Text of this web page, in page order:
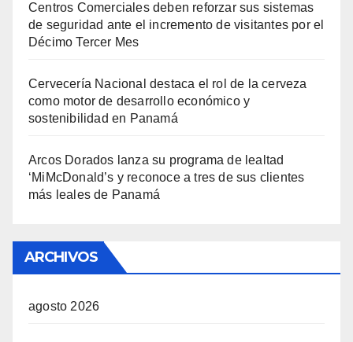
Centros Comerciales deben reforzar sus sistemas
de seguridad ante el incremento de visitantes por el
Décimo Tercer Mes
Cervecería Nacional destaca el rol de la cerveza
como motor de desarrollo económico y
sostenibilidad en Panamá
Arcos Dorados lanza su programa de lealtad
‘MiMcDonald’s y reconoce a tres de sus clientes
más leales de Panamá
ARCHIVOS
agosto 2026